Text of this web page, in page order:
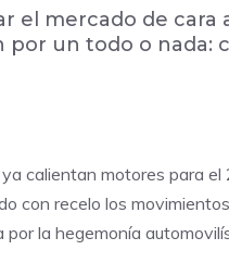
el mercado de cara
por un todo o nada:
calientan motores para
con recelo los
la hegemonía